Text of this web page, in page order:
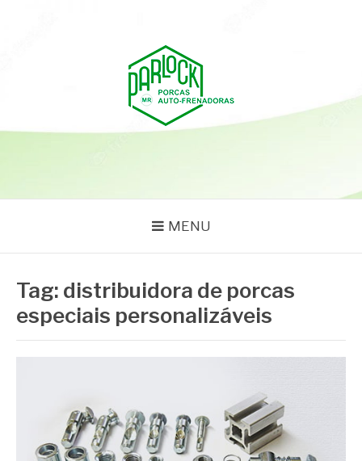
MENU
Tag: distribuidora de porcas
especiais personalizáveis